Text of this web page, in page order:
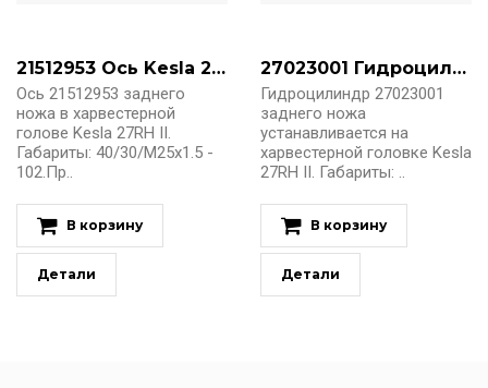
21512953 Ось Kesla 27RH II
Ось 21512953 заднего
ножа в харвестерной
голове Kesla 27RH II.
Габариты: 40/30/M25x1.5 -
102.Пр..
В корзину
Детали
27023001 Гидроцилиндр заднего ножа Kesla 27RH II
Гидроцилиндр 27023001
заднего ножа
устанавливается на
харвестерной головке Kesla
27RH II. Габариты: ..
В корзину
Детали